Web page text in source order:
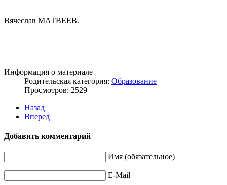
Вячеслав МАТВЕЕВ.
Информация о материале
Родительская категория: Образование
Просмотров: 2529
Назад
Вперед
Добавить комментарий
Имя (обязательное)
E-Mail